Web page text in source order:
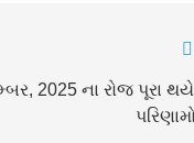
2025 ના રોજ પૂરા